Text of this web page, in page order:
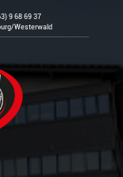
9 68 69 37
Westerwald